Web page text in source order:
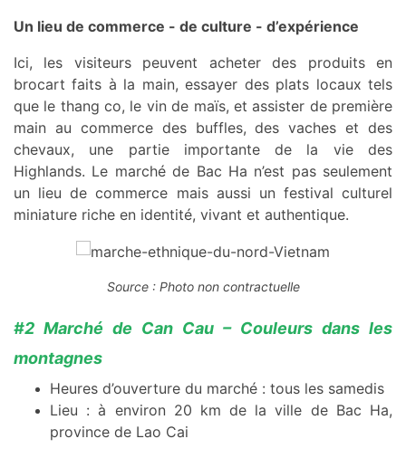
Un lieu de commerce - de culture - d’expérience
Ici, les visiteurs peuvent acheter des produits en
brocart faits à la main, essayer des plats locaux tels
que le thang co, le vin de maïs, et assister de première
main au commerce des buffles, des vaches et des
chevaux, une partie importante de la vie des
Highlands. Le marché de Bac Ha n’est pas seulement
un lieu de commerce mais aussi un festival culturel
miniature riche en identité, vivant et authentique.
Source : Photo non contractuelle
#2 Marché de Can Cau – Couleurs dans les
montagnes
Heures d’ouverture du marché : tous les samedis
Lieu : à environ 20 km de la ville de Bac Ha,
province de Lao Cai